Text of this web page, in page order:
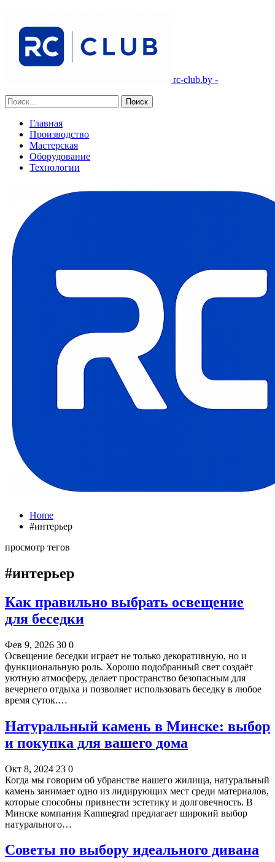
rc-club.by -
Главная
Производство
Мастерская
Оборудование
Технологии
Home
#интерьер
просмотр тегов
#интерьер
Как правильно выбрать освещение
для беседки
Фев 9, 2026 30 0
Освещение беседки играет не только декоративную, но и
функциональную роль. Хорошо подобранный свет создаёт
уютную атмосферу, делает пространство безопасным для
вечернего отдыха и позволяет использовать беседку в любое
время суток.…
Натуральный камень в Минске: выбор
и покупка для вашего дома
Окт 8, 2024 23 0
Когда мы говорим об убранстве нашего жилища, натуральный
камень занимает одно из лидирующих мест среди материалов,
которые способны привнести эстетику и долговечность. В
Минске компания Kamnegrad предлагает широкий выбор
натурального…
Советы по выбору идеального дивана